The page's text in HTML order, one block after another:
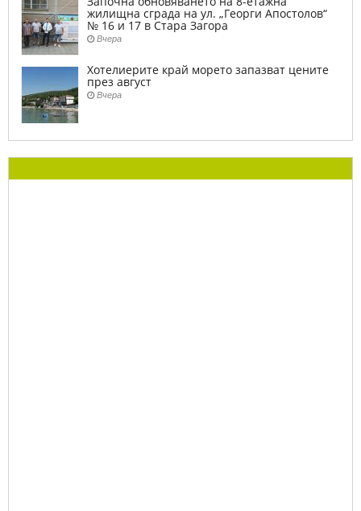
жилищна сграда на ул. „Георги Апостолов“
№ 16 и 17 в Стара Загора
Вчера
Хотелиерите край морето запазват цените
през август
Вчера